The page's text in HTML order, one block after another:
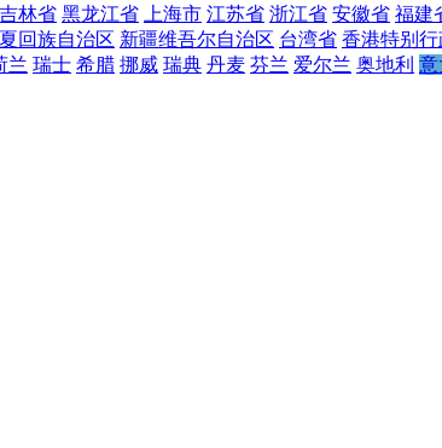
吉林省 黑龙江省 上海市 江苏省 浙江省 安徽省 福建
回族自治区 新疆维吾尔自治区 台湾省 香港特别行
兰 瑞士 希腊 挪威 瑞典 丹麦 芬兰 爱尔兰 奥地利 意